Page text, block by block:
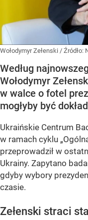
Wołodymyr Zełenski / Źródło:
Według
Wołodymyr
w walce o fotel
mogłyby być
Ukraińskie Centrum
w ramach cyklu
przeprowadził w
Ukrainy. Zapytano
gdyby wybory
czasie.
Zełenski straci